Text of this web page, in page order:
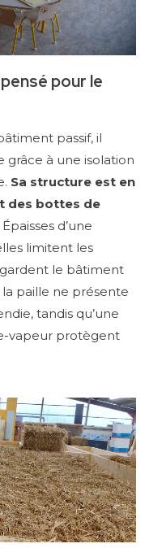
pour le
passif, il
grâce à une isolation
Sa structure est en
des bottes de
Épaisses d’une
limitent les
le bâtiment
la paille ne présente
tandis qu’une
vapeur protègent